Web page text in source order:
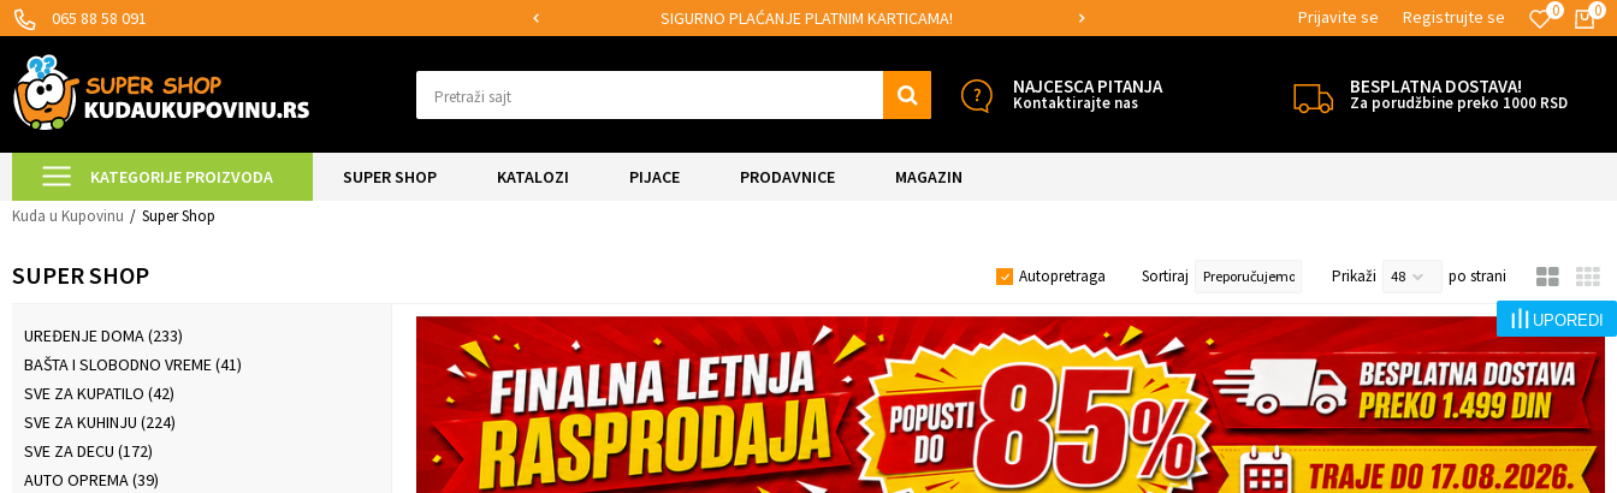
065 88 58 091 MOGUĆNOST BESPLATNE ISPORUKE! MOGUĆNOST ISPORUKE ZA 24H! 0
0
Prijavite se Registrujte se
Pretraži sajt NAJCESCA PITANJA
Kontaktirajte nas
BESPLATNA DOSTAVA!
Za porudžbine preko 1000 RSD
KATEGORIJE PROIZVODA SUPER SHOP KATALOZI PIJACE PRODAVNICE MAGAZIN
UPOREDI
Kuda u Kupovinu Super Shop
SUPER SHOP Autopretraga Sortiraj Prikaži po strani
UREĐENJE DOMA(233)
BAŠTA I SLOBODNO VREME(41)
SVE ZA KUPATILO (42)
SVE ZA KUHINJU (224)
SVE ZA DECU (172)
AUTO OPREMA(39)